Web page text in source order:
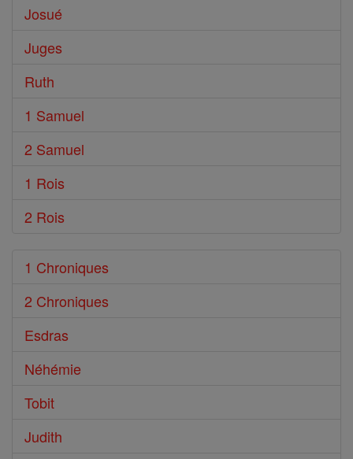
Josué
Juges
Ruth
1 Samuel
2 Samuel
1 Rois
2 Rois
1 Chroniques
2 Chroniques
Esdras
Néhémie
Tobit
Judith